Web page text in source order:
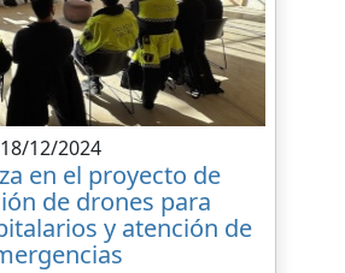
18/12/2024
en el proyecto de
de drones para
y atención de